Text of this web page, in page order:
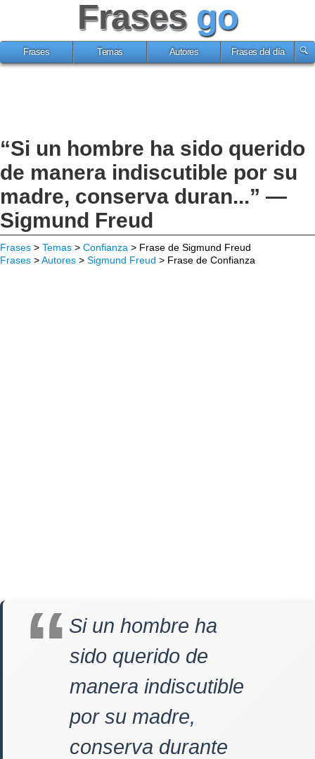
Frases go
Frases Temas Autores Frases del día
“Si un hombre ha sido querido
de manera indiscutible por su
madre, conserva duran...” —
Sigmund Freud
Frases > Temas > Confianza > Frase de Sigmund Freud
Frases >Autores > Sigmund Freud > Frase de Confianza
Si un hombre ha
sido querido de
manera indiscutible
por su madre,
conserva durante